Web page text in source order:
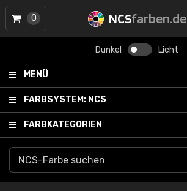
NCSfarben.de
Dunkel Licht
MENÜ
FARBSYSTEM: NCS
FARBKATEGORIEN
0